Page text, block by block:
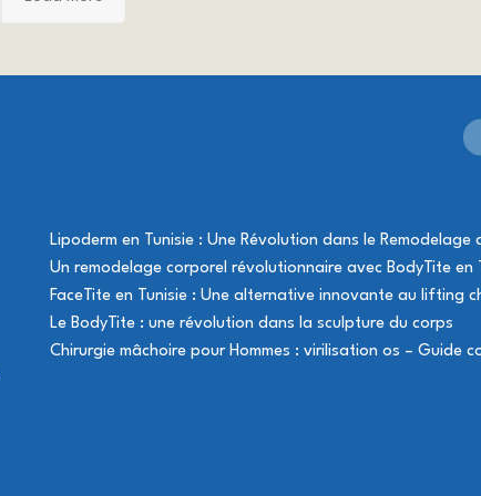
Lipoderm en Tunisie : Une Révolution dans le Remodelage
Un remodelage corporel révolutionnaire avec BodyTite en
FaceTite en Tunisie : Une alternative innovante au lifting
Le BodyTite : une révolution dans la sculpture du corps
Chirurgie mâchoire pour Hommes : virilisation os – Guide